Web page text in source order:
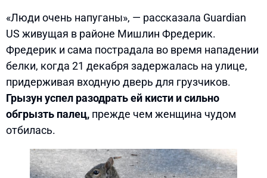
«Люди очень напуганы», — рассказала Guardian
US живущая в районе Мишлин Фредерик.
Фредерик и сама пострадала во время нападении
белки, когда 21 декабря задержалась на улице,
придерживая входную дверь для грузчиков.
Грызун успел разодрать ей кисти и сильно
обгрызть палец, прежде чем женщина чудом
отбилась.